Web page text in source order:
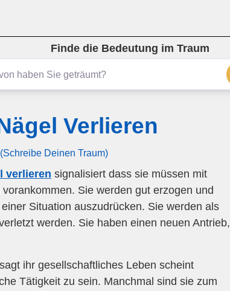
Finde die Bedeutung im Traum
Verlieren
Deinen Traum)
verlieren signalisiert dass sie müssen mit
Sie werden gut erzogen und
Situation auszudrücken. Sie werden als
werden. Sie haben einen neuen Antrieb,
ihr gesellschaftliches Leben scheint
Tätigkeit zu sein. Manchmal sind sie zum